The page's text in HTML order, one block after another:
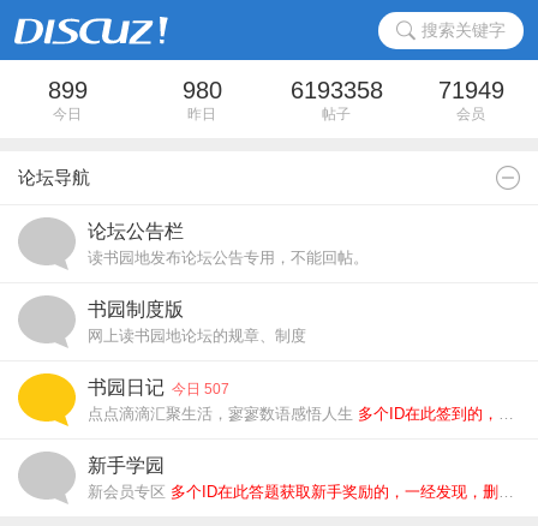
搜索关键字
899
今日
980
昨日
6193358
帖子
71949
会员
论坛导航
论坛公告栏
读书园地发布论坛公告专用，不能回帖。
书园制度版
网上读书园地论坛的规章、制度
书园日记 今日 507
点点滴滴汇聚生活，寥寥数语感悟人生 多个ID在此签到的，一经发现，删除所有ID.
新手学园
新会员专区 多个ID在此答题获取新手奖励的，一经发现，删除所有ID.